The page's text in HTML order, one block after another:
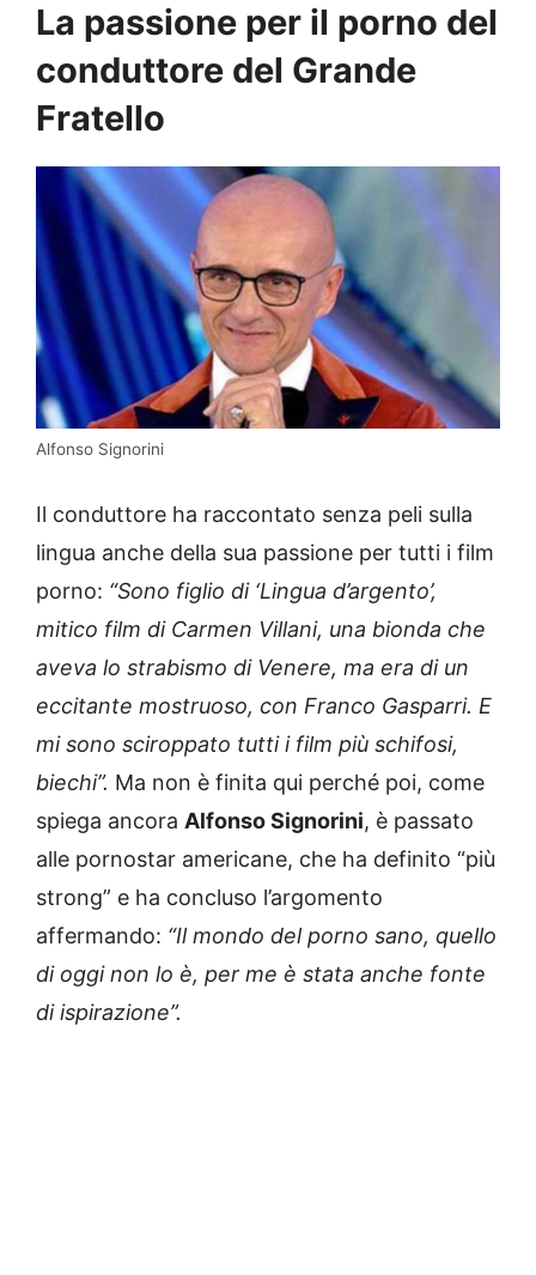
La passione per il porno del
conduttore del Grande
Fratello
Alfonso Signorini
Il conduttore ha raccontato senza peli sulla
lingua anche della sua passione per tutti i film
porno: “Sono figlio di ‘Lingua d’argento’,
mitico film di Carmen Villani, una bionda che
aveva lo strabismo di Venere, ma era di un
eccitante mostruoso, con Franco Gasparri. E
mi sono sciroppato tutti i film più schifosi,
biechi”. Ma non è finita qui perché poi, come
spiega ancora Alfonso Signorini, è passato
alle pornostar americane, che ha definito “più
strong” e ha concluso l’argomento
affermando: “Il mondo del porno sano, quello
di oggi non lo è, per me è stata anche fonte
di ispirazione”.